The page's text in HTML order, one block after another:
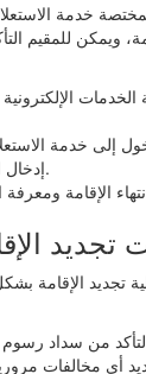
خدمة
ويمكن للمقيم
إدخال البيانات المطلوبة بدقة.
تجديد
تجديد الإقامة